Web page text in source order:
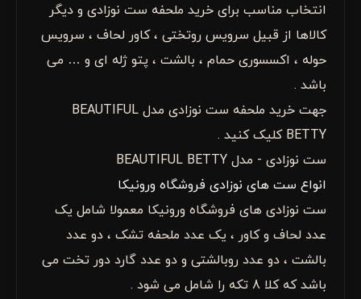
انتخاب مناسب برای خرید ملحفه ست نوزادی و دیگر
کالاها از قبیل سرویس روتختی ، کاور لحاف ، سرویس
حوله ، اکسسوری حمام ، بالشت ، پتو ژله ای و … می
باشد .
جهت خرید ملحفه ست نوزادی مدل BEAUTIFUL
BETTY کلیک کنید .
ست نوزادی - مدل BEAUTIFUL BETTY
انواع ست های نوزادی فروشگاه ورونیکا
ست نوزادی های فروشگاه ورونیکا معمولا شامل یک
عدد لحاف و کاور ، یک عدد ملحفه تشک ، دو عدد
بالشت ، دو عدد روبالشتی و دو عدد گارد دور تخت می
باشد که کلا 8 تکه را شامل می شود .